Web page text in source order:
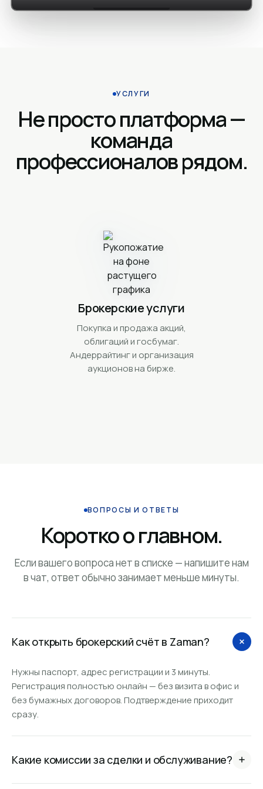
УСЛУГИ
Не просто платформа —
команда
профессионалов рядом.
Брокерские услуги
Покупка и продажа акций,
облигаций и госбумаг.
Андеррайтинг и организация
аукционов на бирже.
ВОПРОСЫ И ОТВЕТЫ
Коротко о главном.
Если вашего вопроса нет в списке — напишите нам
в чат, ответ обычно занимает меньше минуты.
Как открыть брокерский счёт в Zaman?
Нужны паспорт, адрес регистрации и 3 минуты.
Регистрация полностью онлайн — без визита в офис и
без бумажных договоров. Подтверждение приходит
сразу.
Какие комиссии за сделки и обслуживание?